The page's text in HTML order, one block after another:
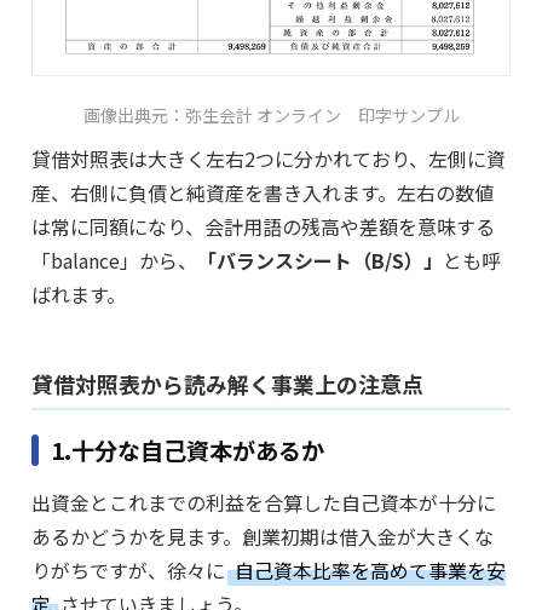
画像出典元：弥生会計 オンライン 印字サンプル
貸借対照表は大きく左右2つに分かれており、左側に資
産、右側に負債と純資産を書き入れます。左右の数値
は常に同額になり、会計用語の残高や差額を意味する
「balance」から、
「バランスシート（B/S）」 とも呼
ばれます。
貸借対照表から読み解く事業上の注意点
1.十分な自己資本があるか
出資金とこれまでの利益を合算した自己資本が十分に
あるかどうかを見ます。創業初期は借入金が大きくな
りがちですが、徐々に 自己資本比率を高めて事業を安